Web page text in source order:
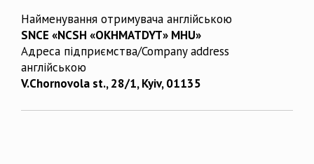
Найменування отримувача англійською
SNCE «NCSH «OKHMATDYT» MHU»
Адреса підприємства/Company address
англійською
V.Chornovola st., 28/1, Kyiv, 01135